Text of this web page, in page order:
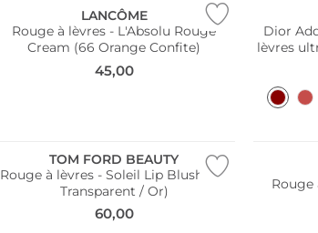
LANCÔME
Rouge à lèvres - L'Absolu Rouge
Cream (66 Orange Confite)
45,00
Dior
lèvres
TOM FORD BEAUTY
Rouge à lèvres - Soleil Lip Blush (00
Transparent / Or)
60,00
Rouge